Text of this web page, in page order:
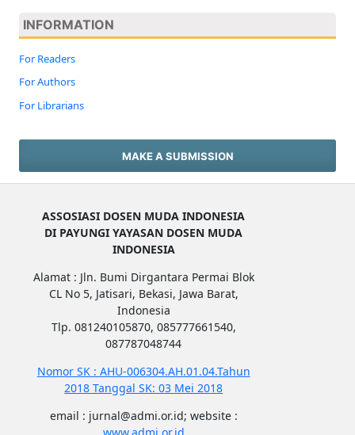
INFORMATION
For Readers
For Authors
For Librarians
MAKE A SUBMISSION
ASSOSIASI DOSEN MUDA INDONESIA
DI PAYUNGI YAYASAN DOSEN MUDA
INDONESIA
Alamat : Jln. Bumi Dirgantara Permai Blok
CL No 5, Jatisari, Bekasi, Jawa Barat,
Indonesia
Tlp. 081240105870, 085777661540,
087787048744
Nomor SK : AHU-006304.AH.01.04.Tahun
2018 Tanggal SK: 03 Mei 2018
email : jurnal@admi.or.id; website :